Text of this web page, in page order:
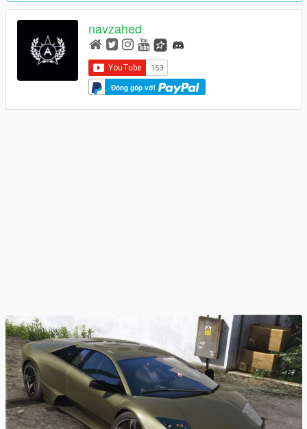
navzahed
Đóng góp với